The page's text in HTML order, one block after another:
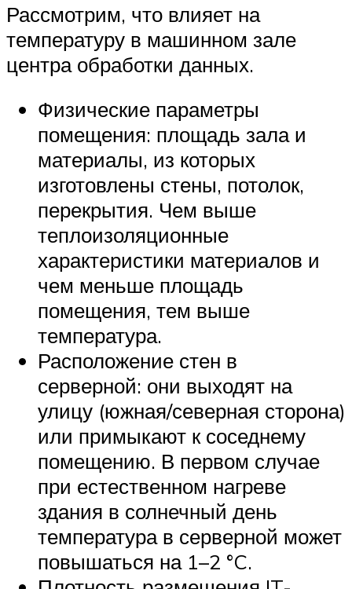
Рассмотрим, что влияет на
температуру в машинном зале
центра обработки данных.
Физические параметры
помещения: площадь зала и
материалы, из которых
изготовлены стены, потолок,
перекрытия. Чем выше
теплоизоляционные
характеристики материалов и
чем меньше площадь
помещения, тем выше
температура.
Расположение стен в
серверной: они выходят на
улицу (южная/северная сторона)
или примыкают к соседнему
помещению. В первом случае
при естественном нагреве
здания в солнечный день
температура в серверной может
повышаться на 1–2 °C.